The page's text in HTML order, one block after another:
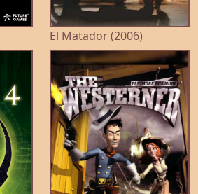
El Matador (2006)